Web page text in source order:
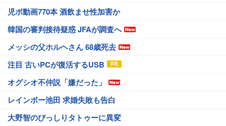
児ポ動画770本 酒飲ませ性加害か
韓国の審判接待疑惑 JFAが調査へ
メッシの父ホルヘさん 68歳死去
注目 古いPCが復活するUSB
オグシオ不仲説「嫌だった」
レインボー池田 求婚失敗も告白
大野智のびっしりタトゥーに異変